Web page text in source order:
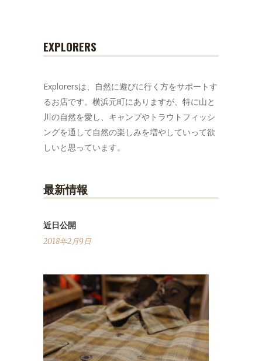
EXPLORERS
Explorersは、自然に遊びに行く方をサポートす
るお店です。横浜元町にありますが、特に山と
川の自然を愛し、キャンプやトラウトフィッシ
ングを通して自然の楽しみを増やしていって欲
しいと思っています。
最新情報
近日公開
2018年2月9日